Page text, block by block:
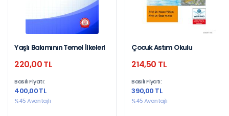
Yaşlı Bakımının Temel İlkeleri
220,00 TL
Basılı Fiyatı:
400,00 TL
%45 Avantajlı
Çocuk Astım Okulu
214,50 TL
Basılı Fiyatı:
390,00 TL
%45 Avantajlı